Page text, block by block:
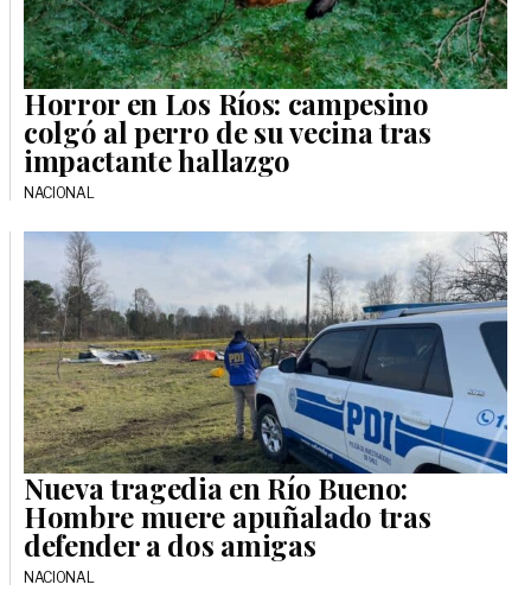
Horror en Los Ríos: campesino
colgó al perro de su vecina tras
impactante hallazgo
NACIONAL
Nueva tragedia en Río Bueno:
Hombre muere apuñalado tras
defender a dos amigas
NACIONAL